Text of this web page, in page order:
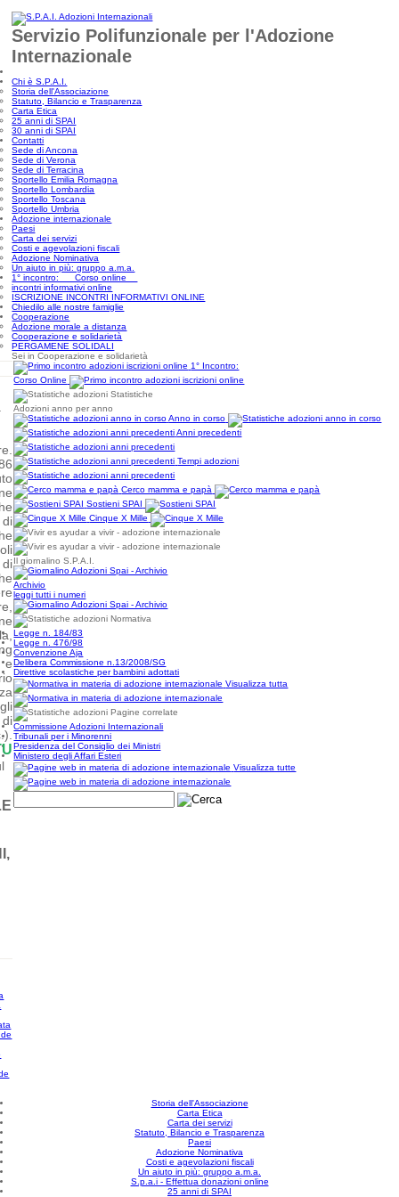
Servizio Polifunzionale per l'Adozione
Internazionale
Chi è S.P.A.I.
Storia dell'Associazione
Statuto, Bilancio e Trasparenza
Carta Etica
25 anni di SPAI
30 anni di SPAI
Contatti
Sede di Ancona
Sede di Verona
Sede di Terracina
Sportello Emilia Romagna
Sportello Lombardia
Sportello Toscana
Sportello Umbria
Adozione internazionale
Paesi
Carta dei servizi
Costi e agevolazioni fiscali
Adozione Nominativa
Un aiuto in più: gruppo a.m.a.
1° incontro: Corso online
incontri informativi online
ISCRIZIONE INCONTRI INFORMATIVI ONLINE
Chiedilo alle nostre famiglie
Cooperazione
Adozione morale a distanza
Cooperazione e solidarietà
PERGAMENE SOLIDALI
Sei in Cooperazione e solidarietà
di
e
di
1° Incontro:
Corso Online
Statistiche
Adozioni anno per anno
Anno in corso
Anni precedenti
Tempi adozioni
Cerco mamma e papà
Sostieni SPAI
Cinque X Mille
Il giornalino S.P.A.I.
Archivio
leggi tutti i numeri
Normativa
Legge n. 184/83
Legge n. 476/98
Convenzione Aja
Delibera Commissione n.13/2008/SG
Direttive scolastiche per bambini adottati
Visualizza tutta
Pagine correlate
Commissione Adozioni Internazionali
Tribunali per i Minorenni
Presidenza del Consiglio dei Ministri
Ministero degli Affari Esteri
Visualizza tutte
Storia dell'Associazione
Carta Etica
Carta dei servizi
Statuto, Bilancio e Trasparenza
Paesi
Adozione Nominativa
Costi e agevolazioni fiscali
Un aiuto in più: gruppo a.m.a.
S.p.a.i - Effettua donazioni online
25 anni di SPAI